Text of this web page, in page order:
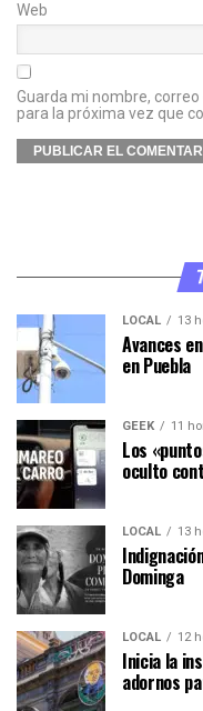
Web
Guarda mi nombre,
para la próxima vez que
LOCAL 13
Avances
en Puebla
GEEK 11
Los
oculto
LOCAL 13
Dominga
LOCAL 12
Inicia la
adornos